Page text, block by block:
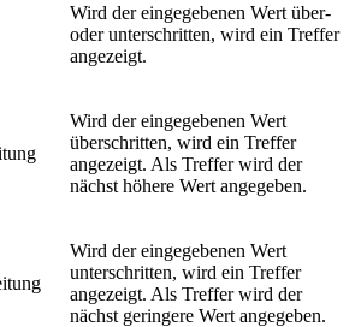
Wird der eingegebenen Wert über-
oder unterschritten, wird ein Treffer
angezeigt.
Wird der eingegebenen Wert
überschritten, wird ein Treffer
angezeigt. Als Treffer wird der
nächst höhere Wert angegeben.
Wird der eingegebenen Wert
unterschritten, wird ein Treffer
angezeigt. Als Treffer wird der
nächst geringere Wert angegeben.